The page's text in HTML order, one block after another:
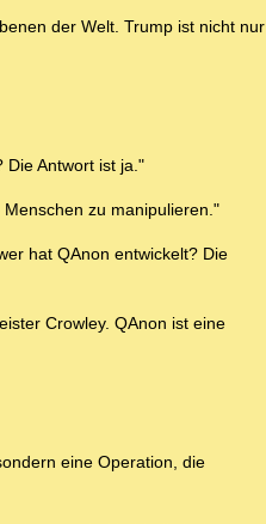
der Welt. Trump ist nicht nur
Die Antwort ist ja."
zu manipulieren."
hat QAnon entwickelt? Die
Crowley. QAnon ist eine
eine Operation, die